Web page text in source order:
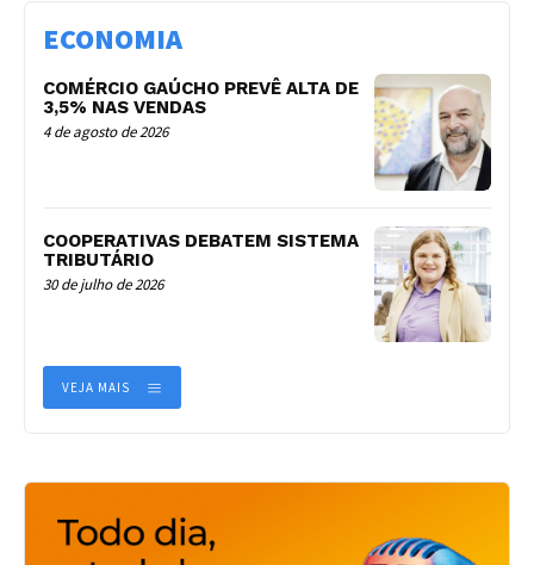
ECONOMIA
COMÉRCIO GAÚCHO PREVÊ ALTA DE
3,5% NAS VENDAS
4 de agosto de 2026
COOPERATIVAS DEBATEM SISTEMA
TRIBUTÁRIO
30 de julho de 2026
VEJA MAIS